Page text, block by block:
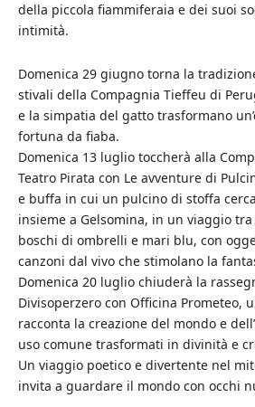
della piccola fiammiferaia e dei suoi
intimità.
Domenica 29 giugno torna la
stivali della Compagnia Tieffeu di
e la simpatia del gatto trasformano
fortuna da fiaba.
Domenica 13 luglio toccherà alla
Teatro Pirata con Le avventure di
e buffa in cui un pulcino di stoffa
insieme a Gelsomina, in un viaggio
boschi di ombrelli e mari blu, con
canzoni dal vivo che stimolano la
Domenica 20 luglio chiuderà la
Divisoperzero con Officina Prometeo,
racconta la creazione del mondo e
uso comune trasformati in divinità e
Un viaggio poetico e divertente nel
invita a guardare il mondo con occhi